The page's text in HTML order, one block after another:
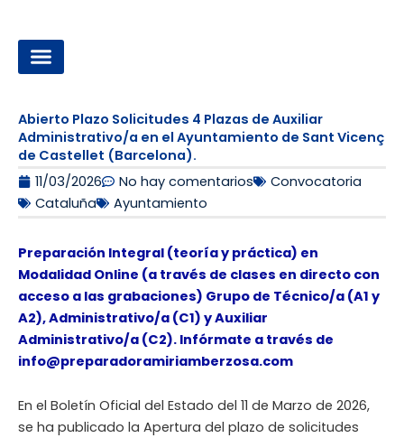
contenido
Abierto Plazo Solicitudes 4 Plazas de Auxiliar
Administrativo/a en el Ayuntamiento de Sant Vicenç
de Castellet (Barcelona).
11/03/2026
No hay comentarios
Convocatoria
Cataluña
Ayuntamiento
Preparación Integral (teoría y práctica) en
Modalidad Online (a través de clases en directo con
acceso a las grabaciones) Grupo de Técnico/a (A1 y
A2), Administrativo/a (C1) y Auxiliar
Administrativo/a (C2). Infórmate a través de
info@preparadoramiriamberzosa.com
En el Boletín Oficial del Estado del 11 de Marzo de 2026,
se ha publicado la Apertura del plazo de solicitudes